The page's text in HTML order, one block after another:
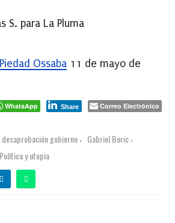
S. para La Pluma
Ossaba 11 de mayo de
WhatsApp Share Correo Electrónico
desaprobación gobierno , Gabriel Boric ,
Política y utopia